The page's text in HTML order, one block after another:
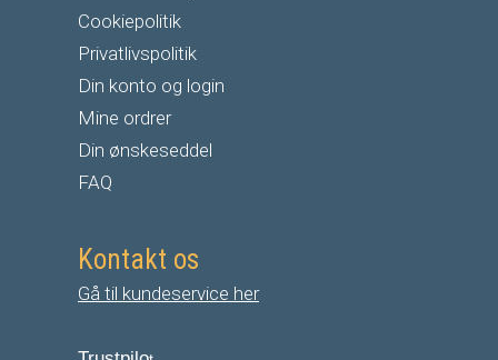
Cookiepolitik
Privatlivspolitik
Din konto og login
Mine ordrer
Din ønskeseddel
FAQ
Kontakt os
Gå til kundeservice her